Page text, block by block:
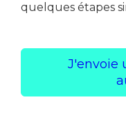
quelques étapes
J'envoie